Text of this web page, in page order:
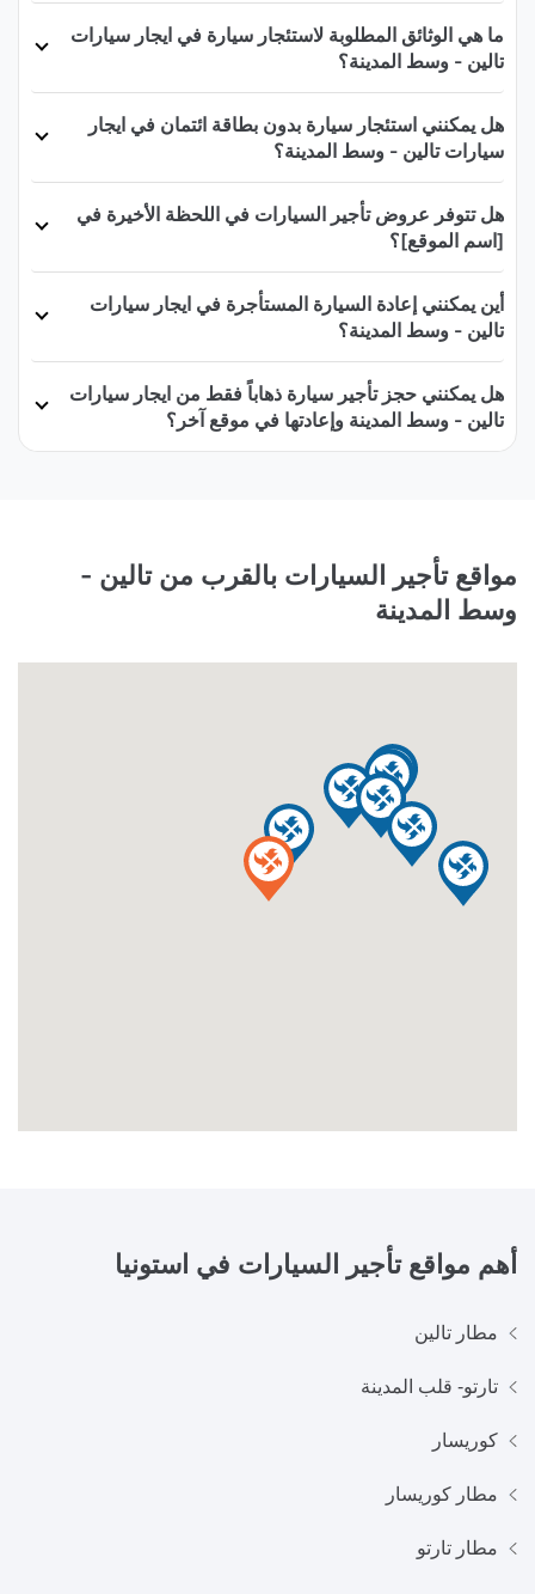
ما هي الوثائق المطلوبة لاستئجار سيارة في ايجار سيارات
تالين - وسط المدينة؟
هل يمكنني استئجار سيارة بدون بطاقة ائتمان في ايجار
سيارات تالين - وسط المدينة؟
هل تتوفر عروض تأجير السيارات في اللحظة الأخيرة في
[اسم الموقع]؟
أين يمكنني إعادة السيارة المستأجرة في ايجار سيارات
تالين - وسط المدينة؟
هل يمكنني حجز تأجير سيارة ذهاباً فقط من ايجار سيارات
تالين - وسط المدينة وإعادتها في موقع آخر؟
مواقع تأجير السيارات بالقرب من تالين -
وسط المدينة
أهم مواقع تأجير السيارات في استونيا
مطار تالين
تارتو- قلب المدينة
كوريسار
مطار كوريسار
مطار تارتو